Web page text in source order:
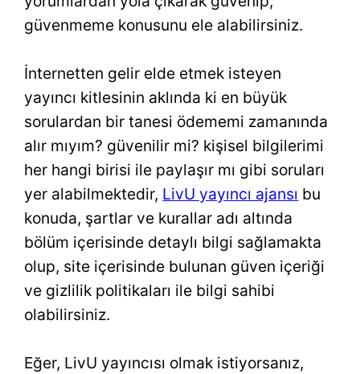
güvenmeme konusunu ele alabilirsiniz.
İnternetten gelir elde etmek isteyen
yayıncı kitlesinin aklında ki en büyük
sorulardan bir tanesi ödememi zamanında
alır mıyım? güvenilir mi? kişisel bilgilerimi
her hangi birisi ile paylaşır mı gibi soruları
yer alabilmektedir, LivU yayıncı ajansı bu
konuda, şartlar ve kurallar adı altında
bölüm içerisinde detaylı bilgi sağlamakta
olup, site içerisinde bulunan güven içeriği
ve gizlilik politikaları ile bilgi sahibi
olabilirsiniz.
Eğer, LivU yayıncısı olmak istiyorsanız,